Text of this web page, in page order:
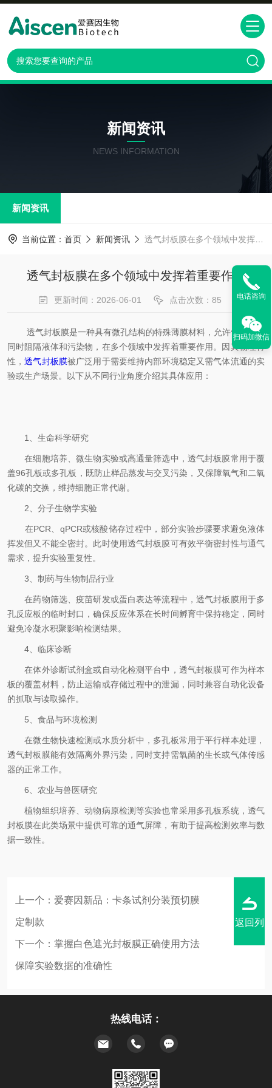
新闻资讯
NEWS INFORMATION
新闻资讯
当前位置： 首页 新闻资讯 透气封板膜在多个领域中发挥着重要作用
透气封板膜在多个领域中发挥着重要作用
更新时间：2026-06-01 点击次数：85
透气封板膜是一种具有微孔结构的特殊薄膜材料，允许气体交换
同时阻隔液体和污染物，在多个领域中发挥着重要作用。因其物理特
性，透气封板膜被广泛用于需要维持内部环境稳定又需气体流通的实
验或生产场景。以下从不同行业角度介绍其具体应用：
1、生命科学研究
在细胞培养、微生物实验或高通量筛选中，透气封板膜常用于覆
盖96孔板或多孔板，既防止样品蒸发与交叉污染，又保障氧气和二氧
化碳的交换，维持细胞正常代谢。
2、分子生物学实验
在PCR、qPCR或核酸储存过程中，部分实验步骤要求避免液体
挥发但又不能全密封。此时使用透气封板膜可有效平衡密封性与通气
需求，提升实验重复性。
3、制药与生物制品行业
在药物筛选、疫苗研发或蛋白表达等流程中，透气封板膜用于多
孔反应板的临时封口，确保反应体系在长时间孵育中保持稳定，同时
避免冷凝水积聚影响检测结果。
4、临床诊断
在体外诊断试剂盒或自动化检测平台中，透气封板膜可作为样本
板的覆盖材料，防止运输或存储过程中的泄漏，同时兼容自动化设备
的抓取与读取操作。
5、食品与环境检测
在微生物快速检测或水质分析中，多孔板常用于平行样本处理，
透气封板膜能有效隔离外界污染，同时支持需氧菌的生长或气体传感
器的正常工作。
6、农业与兽医研究
植物组织培养、动物病原检测等实验也常采用多孔板系统，透气
封板膜在此类场景中提供可靠的通气屏障，有助于提高检测效率与数
据一致性。
上一个： 爱赛因新品：卡条试剂分装预切膜
定制款
下一个： 掌握白色遮光封板膜正确使用方法
保障实验数据的准确性
返回列
热线电话：
电话咨询
扫码加微信